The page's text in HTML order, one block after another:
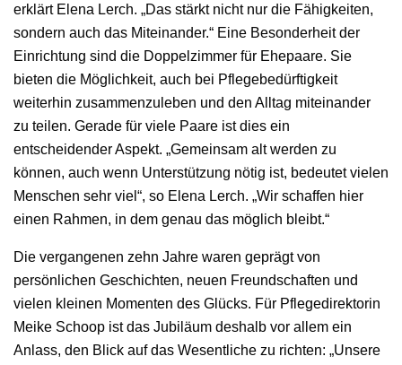
erklärt Elena Lerch. „Das stärkt nicht nur die Fähigkeiten,
sondern auch das Miteinander.“ Eine Besonderheit der
Einrichtung sind die Doppelzimmer für Ehepaare. Sie
bieten die Möglichkeit, auch bei Pflegebedürftigkeit
weiterhin zusammenzuleben und den Alltag miteinander
zu teilen. Gerade für viele Paare ist dies ein
entscheidender Aspekt. „Gemeinsam alt werden zu
können, auch wenn Unterstützung nötig ist, bedeutet vielen
Menschen sehr viel“, so Elena Lerch. „Wir schaffen hier
einen Rahmen, in dem genau das möglich bleibt.“
Die vergangenen zehn Jahre waren geprägt von
persönlichen Geschichten, neuen Freundschaften und
vielen kleinen Momenten des Glücks. Für Pflegedirektorin
Meike Schoop ist das Jubiläum deshalb vor allem ein
Anlass, den Blick auf das Wesentliche zu richten: „Unsere